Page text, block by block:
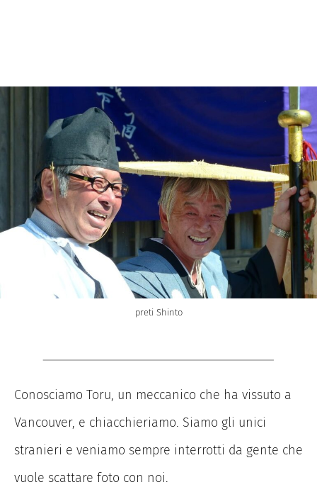
preti Shinto
Conosciamo Toru, un meccanico che ha vissuto a
Vancouver, e chiacchieriamo. Siamo gli unici
stranieri e veniamo sempre interrotti da gente che
vuole scattare foto con noi.